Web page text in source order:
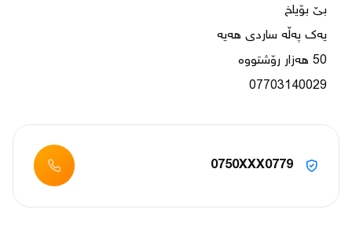
07703140029
0750XXX0779